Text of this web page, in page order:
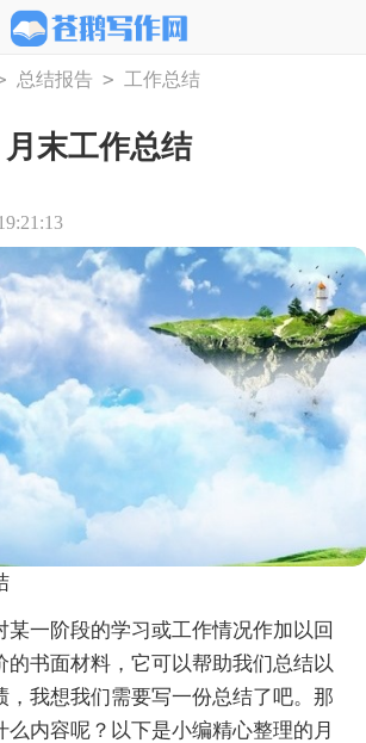
总结报告 > 工作总结
月末工作总结
某一阶段的学习或工作情况作加以回
的书面材料，它可以帮助我们总结以
，我想我们需要写一份总结了吧。那
么内容呢？以下是小编精心整理的月